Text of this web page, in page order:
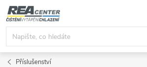
Přejít
na
obsah
Příslušenství